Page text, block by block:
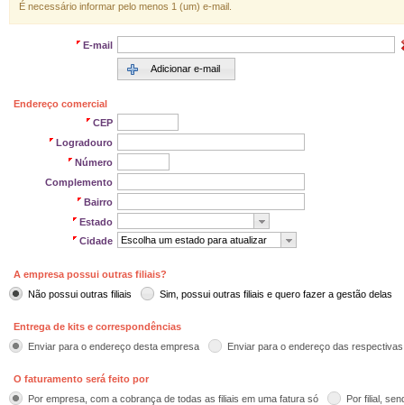
É necessário informar pelo menos 1 (um) e-mail.
E-mail
Adicionar e-mail
Endereço comercial
CEP
Logradouro
Número
Complemento
Bairro
Estado
Cidade
Escolha um estado para atualizar
A empresa possui outras filiais?
Não possui outras filiais
Sim, possui outras filiais e quero fazer a gestão delas
Entrega de kits e correspondências
Enviar para o endereço desta empresa
Enviar para o endereço das respectivas
O faturamento será feito por
Por empresa, com a cobrança de todas as filiais em uma fatura só
Por filial,